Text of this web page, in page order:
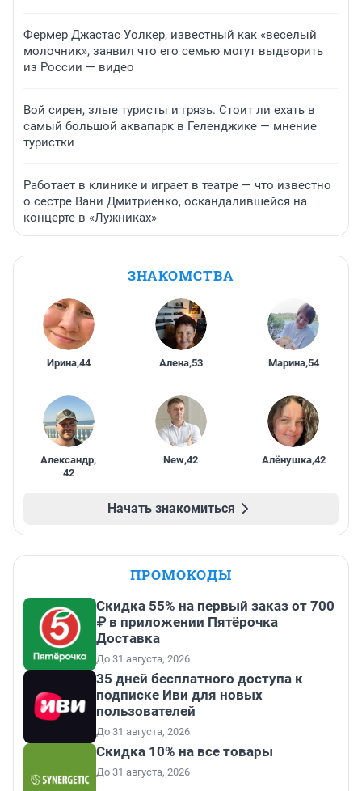
Фермер Джастас Уолкер, известный как «веселый
молочник», заявил что его семью могут выдворить
из России — видео
Вой сирен, злые туристы и грязь. Стоит ли ехать в
самый большой аквапарк в Геленджике — мнение
туристки
Работает в клинике и играет в театре — что известно
о сестре Вани Дмитриенко, оскандалившейся на
концерте в «Лужниках»
ЗНАКОМСТВА
Ирина,44 Алена,53 Марина,54
Александр,
42
New,42 Алёнушка,42
Начать знакомиться
ПРОМОКОДЫ
Скидка 55% на первый заказ от 700
₽ в приложении Пятёрочка
Доставка
До 31 августа, 2026
35 дней бесплатного доступа к
подписке Иви для новых
пользователей
До 31 августа, 2026
Скидка 10% на все товары
До 31 августа, 2026